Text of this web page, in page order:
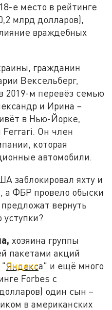
е место в рейтинге
млрд долларов),
враждебных
гражданин
Вексельберг,
2019-м перевёз семью
и Ирина –
в Нью-Йорке,
Ferrari. Он член
которая
автомобили.
заблокировал яхту и
а ФБР провело обыски
вернуть
хозяина группы
пакетами акций
"Яндекса" и ещё много
Forbes с
один сын –
в американских